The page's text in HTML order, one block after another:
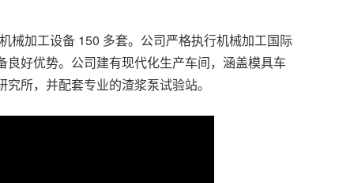
械加工设备 150 多套。公司严格执行机械加工国际
好优势。公司建有现代化生产车间，涵盖模具车
所，并配套专业的渣浆泵试验站。